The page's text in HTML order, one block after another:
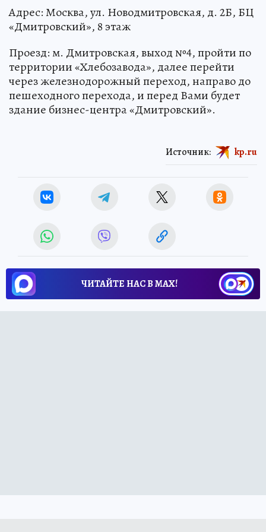
Адрес: Москва, ул. Новодмитровская, д. 2Б, БЦ
«Дмитровский», 8 этаж
Проезд: м. Дмитровская, выход №4, пройти по
территории «Хлебозавода», далее перейти
через железнодорожный переход, направо до
пешеходного перехода, и перед Вами будет
здание бизнес-центра «Дмитровский».
Источник: kp.ru
ЧИТАЙТЕ НАС В МАХ!